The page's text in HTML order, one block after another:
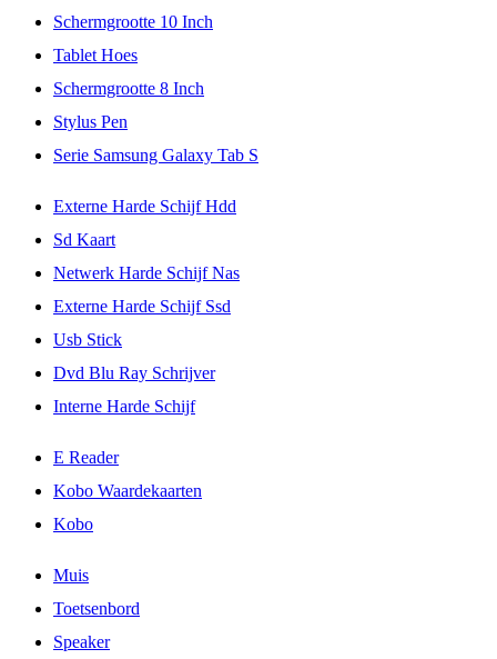
Schermgrootte 10 Inch
Tablet Hoes
Schermgrootte 8 Inch
Stylus Pen
Serie Samsung Galaxy Tab S
Externe Harde Schijf Hdd
Sd Kaart
Netwerk Harde Schijf Nas
Externe Harde Schijf Ssd
Usb Stick
Dvd Blu Ray Schrijver
Interne Harde Schijf
E Reader
Kobo Waardekaarten
Kobo
Muis
Toetsenbord
Speaker